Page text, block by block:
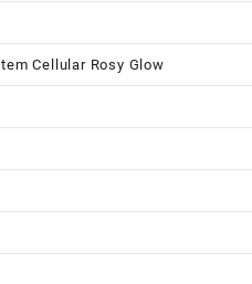
Cellular Rosy Glow